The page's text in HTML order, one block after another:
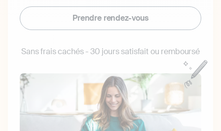
Prendre rendez-vous
Sans frais cachés - 30 jours satisfait ou remboursé